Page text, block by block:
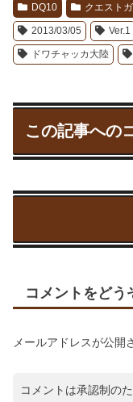
DQ10 クエスト
2013/03/05 Ver.1
ドワチャッカ大陸
この記事への
コメントをどう
メールアドレスが公開
コメントは承認制の